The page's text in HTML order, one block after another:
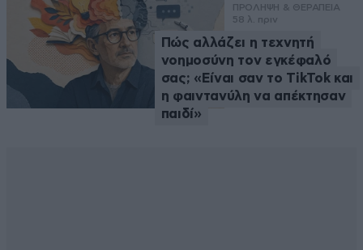
ΠΡΟΛΗΨΗ & ΘΕΡΑΠΕΙΑ
58 λ. πριν
Πώς αλλάζει η τεχνητή
νοημοσύνη τον εγκέφαλό
σας; «Είναι σαν το TikTok και
η φαιντανύλη να απέκτησαν
παιδί»